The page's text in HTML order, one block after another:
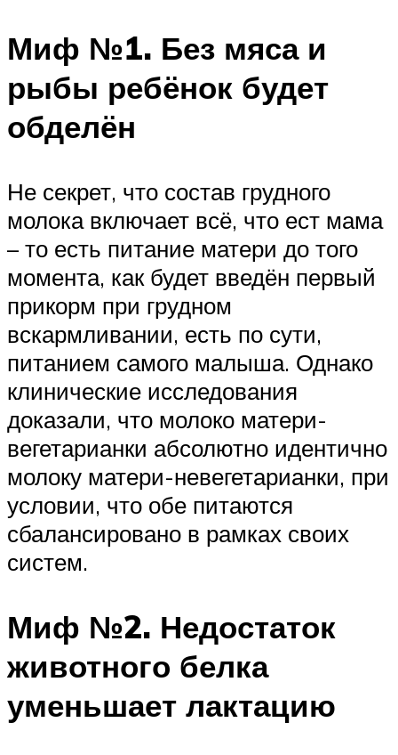
Миф №1. Без мяса и
рыбы ребёнок будет
обделён
Не секрет, что состав грудного
молока включает всё, что ест мама
– то есть питание матери до того
момента, как будет введён первый
прикорм при грудном
вскармливании, есть по сути,
питанием самого малыша. Однако
клинические исследования
доказали, что молоко матери-
вегетарианки абсолютно идентично
молоку матери-невегетарианки, при
условии, что обе питаются
сбалансировано в рамках своих
систем.
Миф №2. Недостаток
животного белка
уменьшает лактацию